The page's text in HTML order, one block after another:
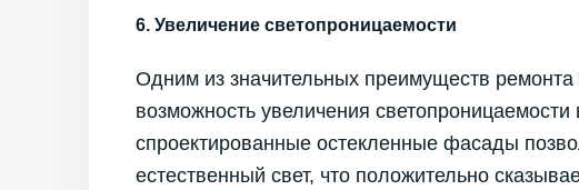
6. Увеличение светопроницаемости
Одним из значительных преимуществ ремонта
возможность увеличения
спроектированные остекленные фасады
естественный свет, что положительно